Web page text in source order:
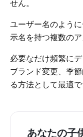
せん。
ユーザー名のよう
示名を持つ複数の
必要なだけ頻繁に
ブランド変更、季
る方法として最適で
あなたの子